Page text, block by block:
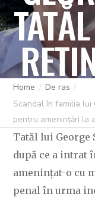
Home
De ras
Scandal în familia
pentru amenințări la
Tatăl lui
după ce a intrat
amenințat-o cu
penal în urma